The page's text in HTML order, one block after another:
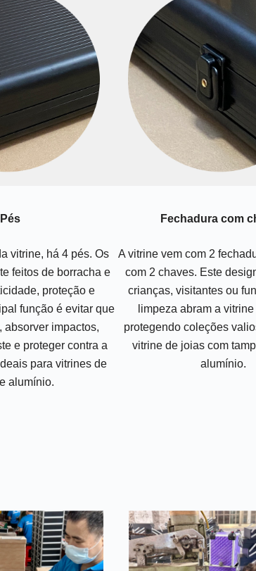
Pés
vitrine, há 4 pés. Os
feitos de borracha e
proteção e
função é evitar que
absorver impactos,
e proteger contra a
para vitrines de
alumínio.
Fechadura com
A vitrine vem com 2
com 2 chaves. Este
crianças, visitantes ou
limpeza abram a
protegendo coleções
vitrine de joias com
alumínio.